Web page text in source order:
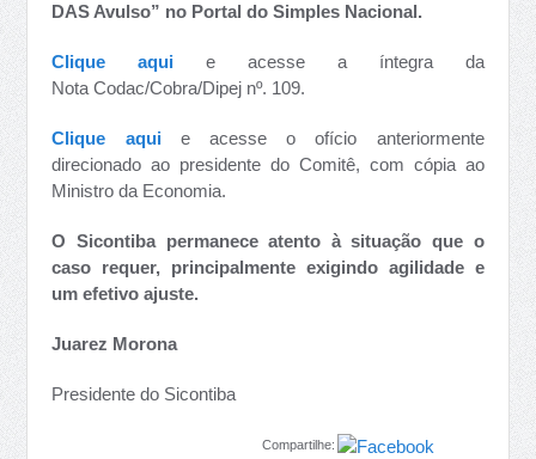
DAS Avulso” no Portal do Simples Nacional.
Clique aquie acesse a íntegra da
Nota Codac/Cobra/Dipej nº. 109.
Clique aquie acesse o ofício anteriormente
direcionado ao presidente do Comitê, com cópia ao
Ministro da Economia.
O Sicontiba permanece atento à situação que o
caso requer, principalmente exigindo agilidade e
um efetivo ajuste.
Juarez Morona
Presidente do Sicontiba
Compartilhe: